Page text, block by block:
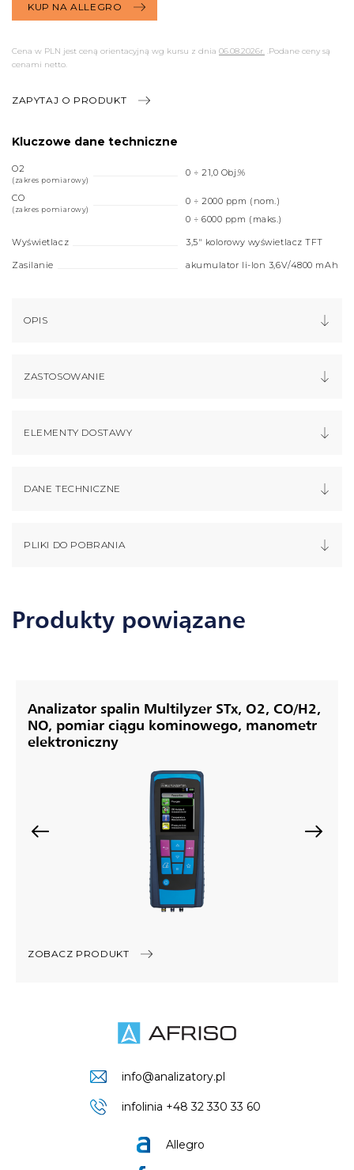
KUP NA ALLEGRO
Cena w PLN jest ceną orientacyjną wg kursu z dnia 06.08.2026r. .Podane ceny są
cenami netto.
ZAPYTAJ O PRODUKT
Kluczowe dane techniczne
O2
(zakres pomiarowy)
0 ÷ 21,0 Obj.%
CO
(zakres pomiarowy)
0 ÷ 2000 ppm (nom.)
0 ÷ 6000 ppm (maks.)
Wyświetlacz 3,5" kolorowy wyświetlacz TFT
Zasilanie akumulator li-Ion 3,6V/4800 mAh
OPIS
ZASTOSOWANIE
ELEMENTY DOSTAWY
DANE TECHNICZNE
PLIKI DO POBRANIA
Produkty powiązane
Analizator spalin Multilyzer STx, O2, CO/H2,
NO, pomiar ciągu kominowego, manometr
elektroniczny
ZOBACZ PRODUKT
info@analizatory.pl
infolinia +48 32 330 33 60
Allegro